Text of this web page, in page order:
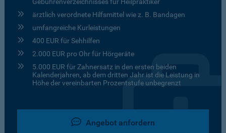
ärztlich verordnete Hilfsmittel wie z. B. Bandagen
umfangreiche Kurleistungen
400 EUR für Sehhilfen
2.000 EUR pro Ohr für Hörgeräte
5.000 EUR für Zahnersatz in den ersten beiden
Kalenderjahren, ab dem dritten Jahr ist die Leistung in
Höhe der vereinbarten Prozentstufe unbegrenzt
Angebot anfordern